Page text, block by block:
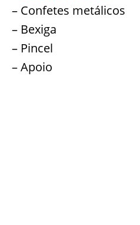
– Confetes metálicos
– Bexiga
– Pincel
– Apoio